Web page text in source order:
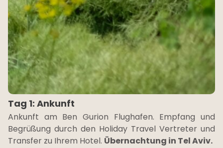
Tag 1: Ankunft
Ankunft am Ben Gurion Flughafen. Empfang und
Begrüßung durch den Holiday Travel Vertreter und
Transfer zu Ihrem Hotel. Übernachtung in Tel Aviv.